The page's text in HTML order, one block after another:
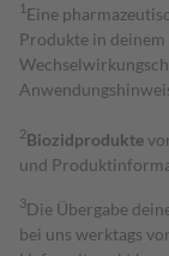
1 Eine
Produkte in
2Biozidprodukte
und
3Die Übergabe
bei uns werktags